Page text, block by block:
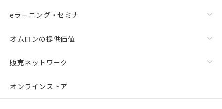
eラーニング・セミナ
オムロンの提供価値
販売ネットワーク
オンラインストア